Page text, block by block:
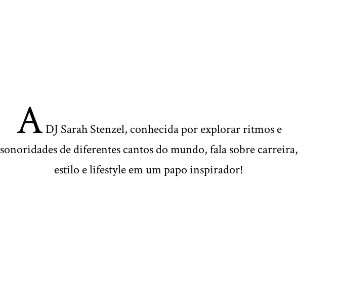
A DJ Sarah Stenzel, conhecida por explorar ritmos e
sonoridades de diferentes cantos do mundo, fala sobre carreira,
estilo e lifestyle em um papo inspirador!